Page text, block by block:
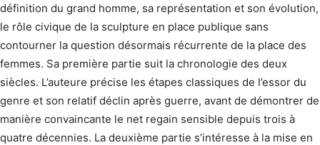
définition du grand homme, sa représentation et son évolution,
le rôle civique de la sculpture en place publique sans
contourner la question désormais récurrente de la place des
femmes. Sa première partie suit la chronologie des deux
siècles. L’auteure précise les étapes classiques de l’essor du
genre et son relatif déclin après guerre, avant de démontrer de
manière convaincante le net regain sensible depuis trois à
quatre décennies. La deuxième partie s’intéresse à la mise en